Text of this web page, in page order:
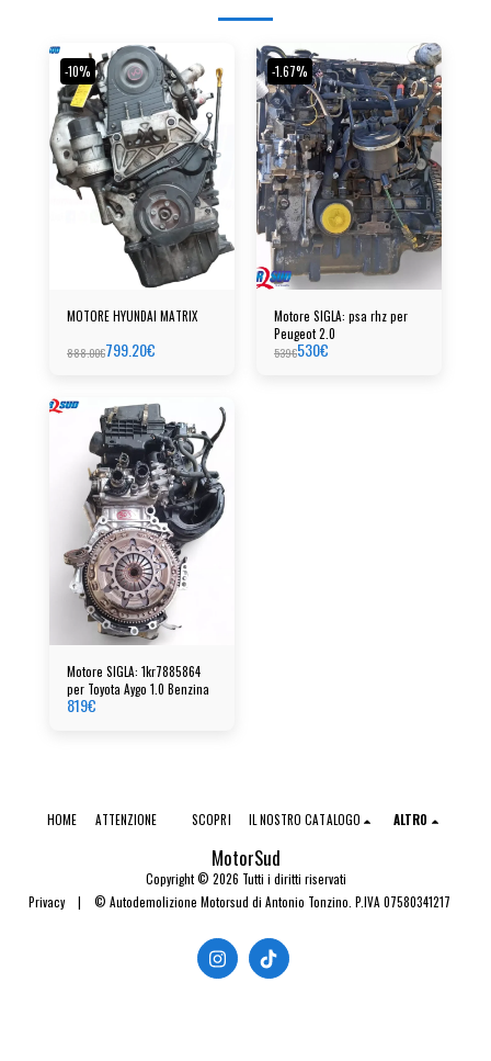
-10%
MOTORE HYUNDAI MATRIX
888.00€799.20€
-1.67%
Motore SIGLA: psa rhz per
Peugeot 2.0
539€530€
Motore SIGLA: 1kr7885864
per Toyota Aygo 1.0 Benzina
819€
MotorSud
Copyright © 2026 Tutti i diritti riservati
Privacy| © Autodemolizione Motorsud di Antonio Tonzino. P.IVA 07580341217
HOME ATTENZIONE SCOPRI IL NOSTRO CATALOGO ALTRO